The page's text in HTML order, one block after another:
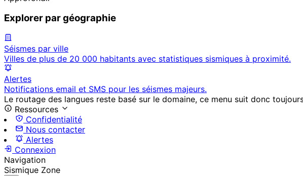
Explorer par géographie
Séismes par ville
Villes de plus de 20 000 habitants avec statistiques sismiques à proximité.
Alertes
Notifications email et SMS pour les séismes majeurs.
Le routage des langues reste basé sur le domaine, ce menu suit donc
Ressources
Confidentialité
Nous contacter
Alertes
Connexion
Navigation
Sismique Zone